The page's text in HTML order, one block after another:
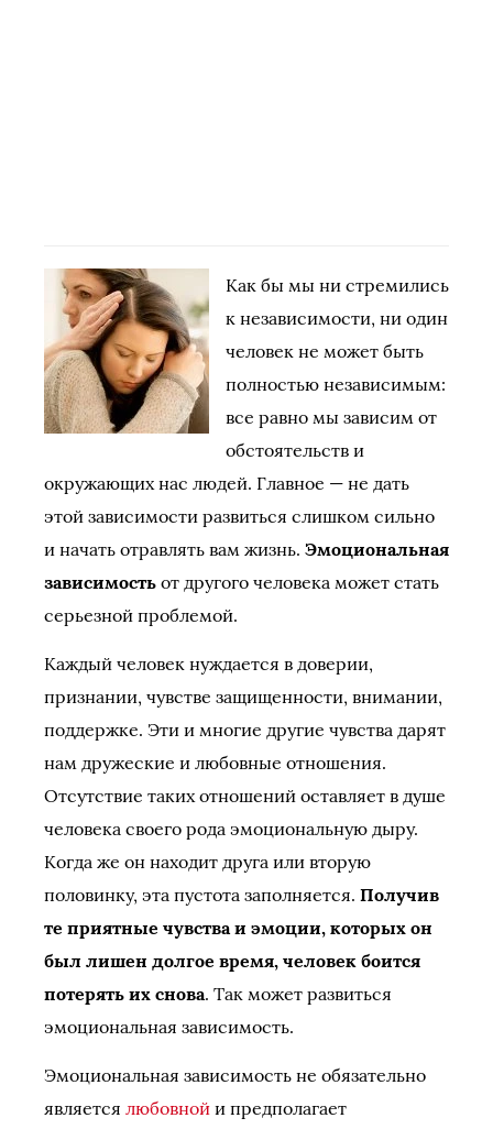
Как бы мы ни стремились
к независимости, ни один
человек не может быть
полностью независимым:
все равно мы зависим от
обстоятельств и
окружающих нас людей. Главное — не дать
этой зависимости развиться слишком сильно
и начать отравлять вам жизнь. Эмоциональная
зависимость от другого человека может стать
серьезной проблемой.
Каждый человек нуждается в доверии,
признании, чувстве защищенности, внимании,
поддержке. Эти и многие другие чувства дарят
нам дружеские и любовные отношения.
Отсутствие таких отношений оставляет в душе
человека своего рода эмоциональную дыру.
Когда же он находит друга или вторую
половинку, эта пустота заполняется. Получив
те приятные чувства и эмоции, которых он
был лишен долгое время, человек боится
потерять их снова. Так может развиться
эмоциональная зависимость.
Эмоциональная зависимость не обязательно
является любовной и предполагает